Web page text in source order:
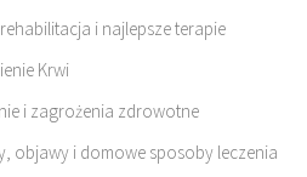
i najlepsze terapie
Krwi
i zagrożenia zdrowotne
objawy i domowe sposoby leczenia